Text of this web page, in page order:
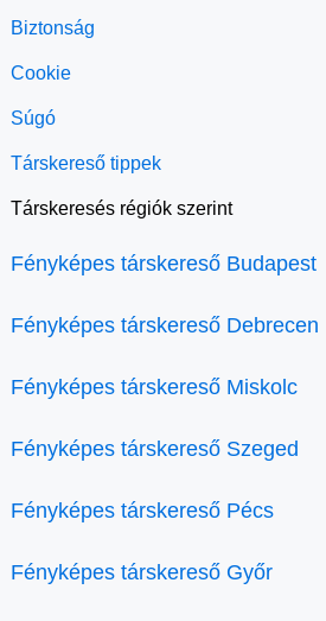
Biztonság
Cookie
Súgó
Társkereső tippek
Társkeresés régiók szerint
Fényképes társkereső Budapest
Fényképes társkereső Debrecen
Fényképes társkereső Miskolc
Fényképes társkereső Szeged
Fényképes társkereső Pécs
Fényképes társkereső Győr